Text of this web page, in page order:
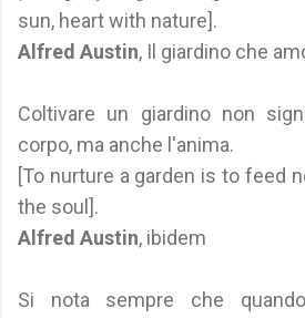
sun, heart with nature].
Alfred Austin, Il giardino che
Coltivare un giardino non
corpo, ma anche l'anima.
[To nurture a garden is to feed
the soul].
Alfred Austin, ibidem
Si nota sempre che